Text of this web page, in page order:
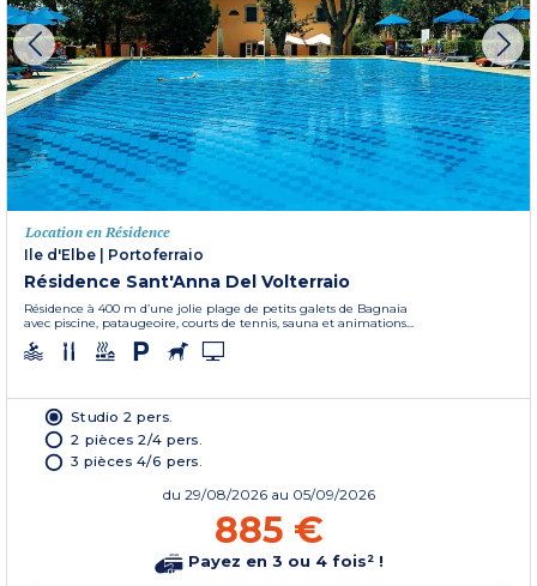
Location en Résidence
Ile d'Elbe
Portoferraio
Résidence Sant'Anna Del Volterraio
Résidence à 400 m d’une jolie plage de petits galets de Bagnaia
avec piscine, pataugeoire, courts de tennis, sauna et animations...
Studio 2 pers.
2 pièces 2/4 pers.
3 pièces 4/6 pers.
du 29/08/2026 au 05/09/2026
885 €
Payez en 3 ou 4 fois² !